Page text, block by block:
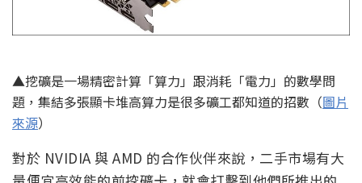
▲挖礦是一場精密計算「算力」跟消耗「電力」的數學問
題，集結多張顯卡堆高算力是很多礦工都知道的招數（圖片
來源）
對於 NVIDIA 與 AMD 的合作伙伴來說，二手市場有大